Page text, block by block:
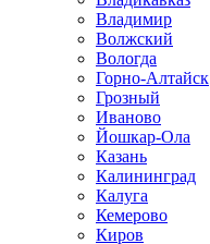
Владимир
Волжский
Вологда
Горно-Алтайск
Грозный
Иваново
Йошкар-Ола
Казань
Калининград
Калуга
Кемерово
Киров